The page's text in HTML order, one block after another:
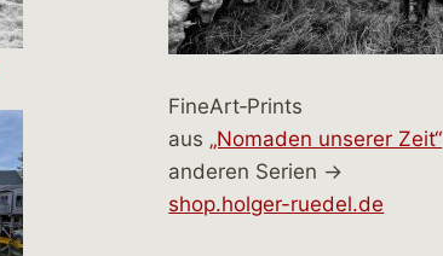
FineArt‑Prints
aus „Nomaden unserer Zeit“
anderen Serien →
shop.holger-ruedel.de